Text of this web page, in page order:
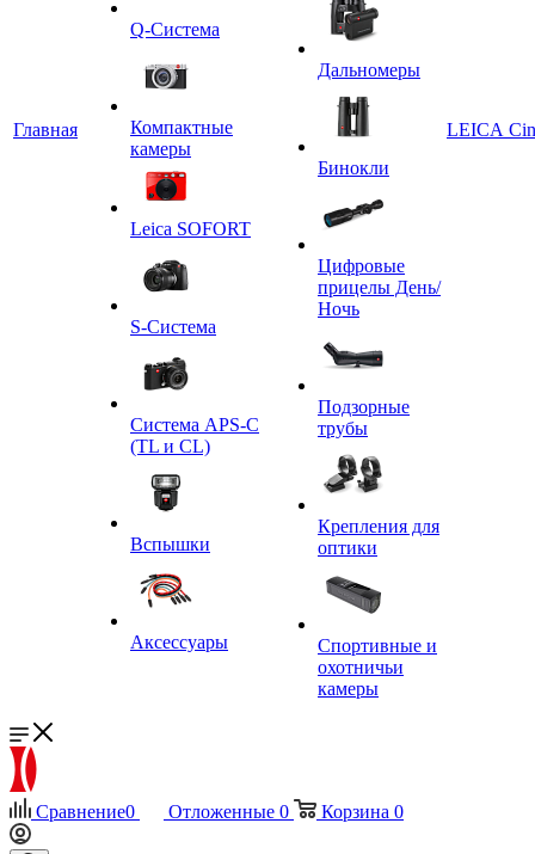
Главная
Q-Cистема
Компактные
камеры
Leica SOFORT
S-Система
Система APS-C
(TL и CL)
Вспышки
Аксессуары
Дальномеры
Бинокли
Цифровые
прицелы День/
Ночь
Подзорные
трубы
Крепления для
оптики
Спортивные и
охотничьи
камеры
LEICA
Сравнение0 Отложенные 0 Корзина 0